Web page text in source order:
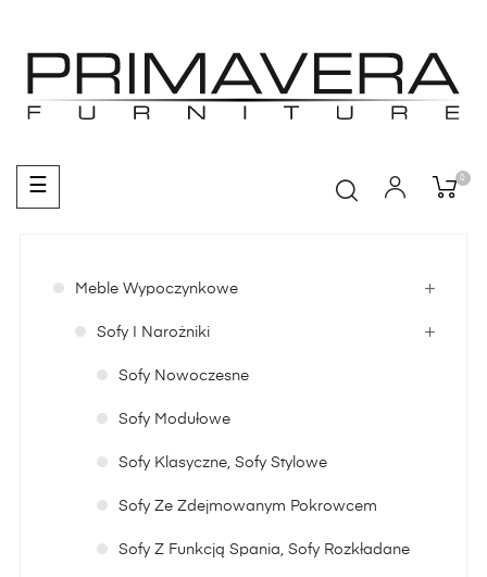
Toggle
navigation
☰ 0
Meble Wypoczynkowe
Sofy I Narożniki
Sofy Nowoczesne
Sofy Modułowe
Sofy Klasyczne, Sofy Stylowe
Sofy Ze Zdejmowanym Pokrowcem
Sofy Z Funkcją Spania, Sofy Rozkładane